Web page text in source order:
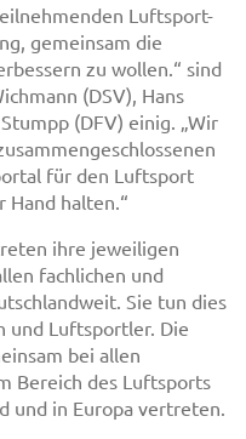
Luftsport-
gemeinsam die
zu wollen.“ sind
(DSV), Hans
(DFV) einig. „Wir
für den Luftsport
Hand halten.“
ihre jeweiligen
fachlichen und
Sie tun dies
und Luftsportler. Die
bei allen
Bereich des Luftsports
und in Europa vertreten.